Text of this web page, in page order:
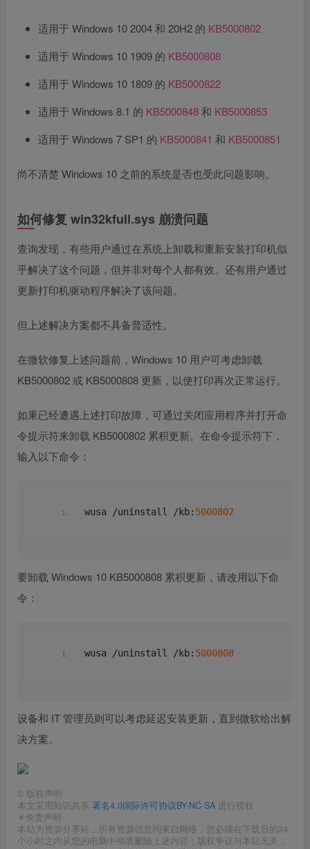
适用于 Windows 10 2004 和 20H2 的 KB5000802
适用于 Windows 10 1909 的 KB5000808
适用于 Windows 10 1809 的 KB5000822
适用于 Windows 8.1 的 KB5000848和 KB5000853
适用于 Windows 7 SP1 的 KB5000841 和 KB5000851
尚不清楚 Windows 10 之前的系统是否也受此问题影响。
如何修复 win32kfull.sys 崩溃问题
查询发现，有些用户通过在系统上卸载和重新安装打印机似
乎解决了这个问题，但并非对每个人都有效。还有用户通过
更新打印机驱动程序解决了该问题。
但上述解决方案都不具备普适性。
在微软修复上述问题前，Windows 10 用户可考虑卸载
KB5000802 或 KB5000808 更新，以使打印再次正常运行。
如果已经遭遇上述打印故障，可通过关闭应用程序并打开命
令提示符来卸载 KB5000802 累积更新。在命令提示符下，
输入以下命令：
wusa /uninstall /kb: 5000802
要卸载 Windows 10 KB5000808 累积更新，请改用以下命
令：
wusa /uninstall /kb: 5000808
设备和 IT 管理员则可以考虑延迟安装更新，直到微软给出解
决方案。
© 版权声明
本文采用知识共享 署名4.0国际许可协议BY-NC-SA 进行授权
☀免责声明
本站为资源分享站，所有资源信息均来自网络，您必须在下载后的24
个小时之内从您的电脑中彻底删除上述内容；版权争议与本站无关，